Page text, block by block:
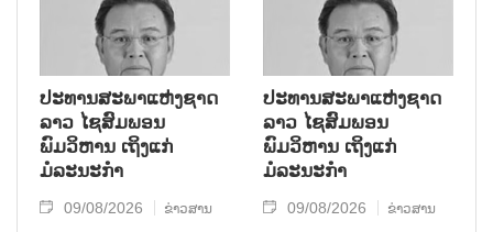
ປະທານສະພາແຫ່ງຊາດ
ລາວ ໄຊສົມພອນ
ພົມວິຫານ ເຖິງແກ່
ມໍລະນະກຳ
09/08/2026 ຂ່າວສານ
ປະທານສະພາແຫ່ງຊາດ
ລາວ ໄຊສົມພອນ
ພົມວິຫານ ເຖິງແກ່
ມໍລະນະກຳ
09/08/2026 ຂ່າວສານ